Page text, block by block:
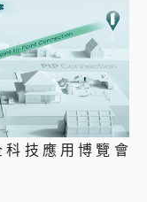
技應用博覽會